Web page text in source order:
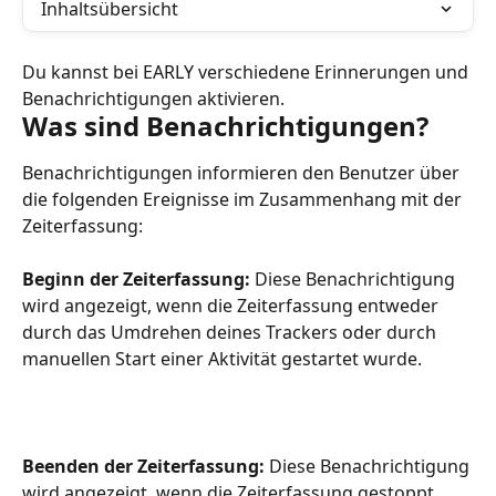
Inhaltsübersicht
Du kannst bei EARLY verschiedene Erinnerungen und
Benachrichtigungen aktivieren.
Was sind Benachrichtigungen?
Benachrichtigungen informieren den Benutzer über
die folgenden Ereignisse im Zusammenhang mit der
Zeiterfassung:
Beginn der Zeiterfassung: Diese Benachrichtigung
wird angezeigt, wenn die Zeiterfassung entweder
durch das Umdrehen deines Trackers oder durch
manuellen Start einer Aktivität gestartet wurde.
Beenden der Zeiterfassung: Diese Benachrichtigung